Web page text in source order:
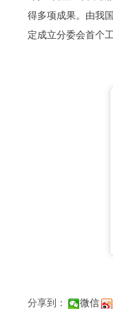
得多项成果。由我
定成立分委会首个
分享到： 微信